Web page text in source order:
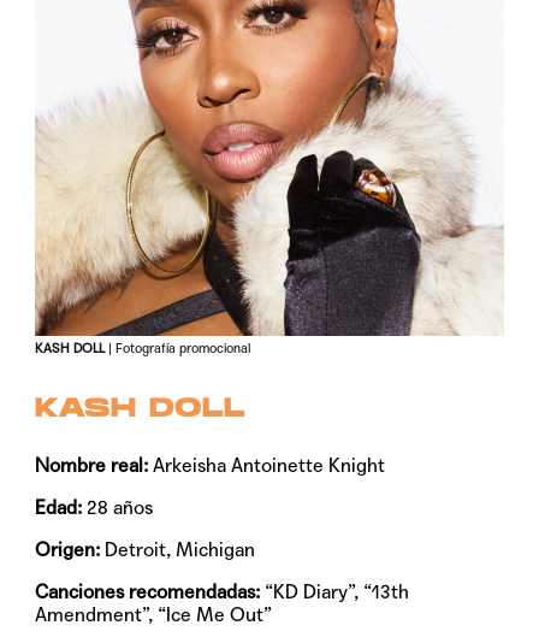
KASH DOLL| Fotografía promocional
KASH DOLL
Nombre real:Arkeisha Antoinette Knight
Edad: 28 años
Origen: Detroit, Michigan
Canciones recomendadas: “KD Diary”, “13th
Amendment”, “Ice Me Out”